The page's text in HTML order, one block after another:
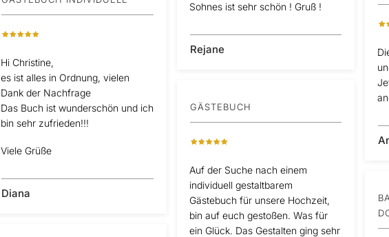
Sohnes ist sehr schön ! Gruß !
Rejane
Hi Christine,
es ist alles in Ordnung, vielen
Dank der Nachfrage
Das Buch ist wunderschön und ich
bin sehr zufrieden!!!
Viele Grüße
Diana
GÄSTEBUCH
Auf der Suche nach einem
individuell gestaltbarem
Gästebuch für unsere Hochzeit,
bin auf euch gestoßen. Was für
ein Glück. Das Gestalten ging sehr